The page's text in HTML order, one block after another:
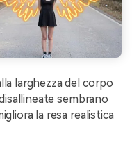
larghezza del corpo
sembrano
la resa realistica